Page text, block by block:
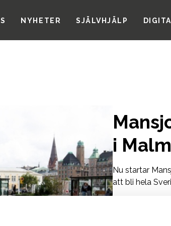
NYHETER SJÄLVHJÄLP
i
Nu startar
att bli hela
Den första